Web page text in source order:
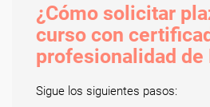
¿Cómo solicitar
curso con
profesionalidad de
Sigue los siguientes pasos: